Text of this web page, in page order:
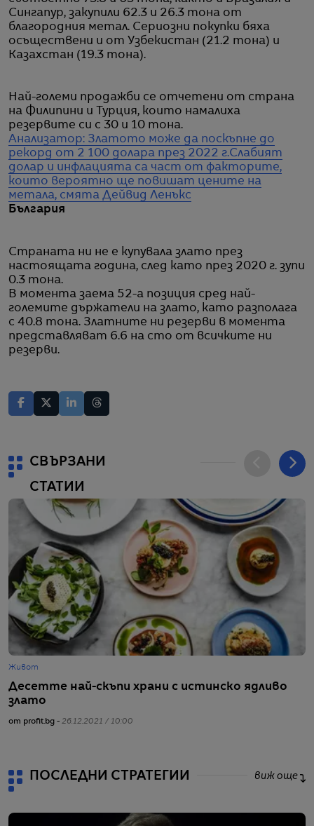
Сингапур, закупили 62.3 и 26.3 тона от
благородния метал. Сериозни покупки бяха
осъществени и от Узбекистан (21.2 тона) и
Казахстан (19.3 тона).
Най-големи продажби се отчетени от страна
на Филипини и Турция, които намалиха
резервите си с 30 и 10 тона.
Анализатор: Златото може да поскъпне до
рекорд от 2 100 долара през 2022 г.Слабият
долар и инфлацията са част от факторите,
които вероятно ще повишат цените на
метала, смята Дейвид Ленъкс
България
Страната ни не е купувала злато през
настоящата година, след като през 2020 г. зупи
0.3 тона.
В момента заема 52-а позиция сред най-
големите държатели на злато, като разполага
с 40.8 тона. Златните ни резерви в момента
представляват 6.6 на сто от всичките ни
резерви.
СВЪРЗАНИ
СТАТИИ
Живот
Десетте най-скъпи храни с истинско ядливо
злато
от profit.bg - 26.12.2021 / 10:00
ПОСЛЕДНИ СТРАТЕГИИ виж още